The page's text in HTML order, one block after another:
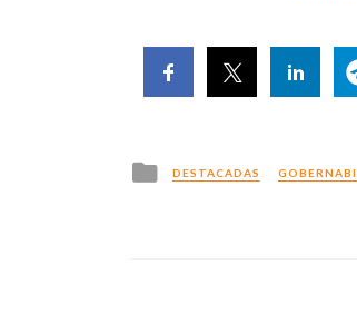
Posted
in
DESTACADAS